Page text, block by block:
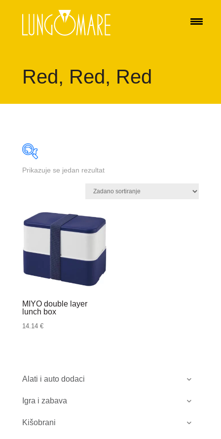
Red, Red, Red
Alati i auto dodaci
Igra i zabava
Kišobrani
Prikazuje se jedan rezultat
MIYO double layer
lunch box
14.14 €